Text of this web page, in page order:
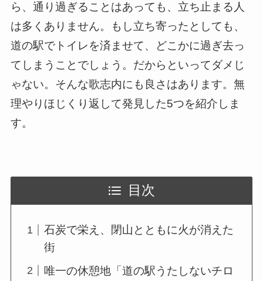
ら、通り過ぎることはあっても、立ち止まる人
は多くありません。もし立ち寄ったとしても、
道の駅でトイレを済ませて、どこかに過ぎ去っ
てしまうことでしょう。だからといってダメじ
ゃない。そんな歌志内にも良さはあります。無
理やりほじくり返して発見した5つを紹介しま
す。
目次
石炭で栄え、閉山とともに火が消えた
街
唯一の休憩地「道の駅うたしないチロ